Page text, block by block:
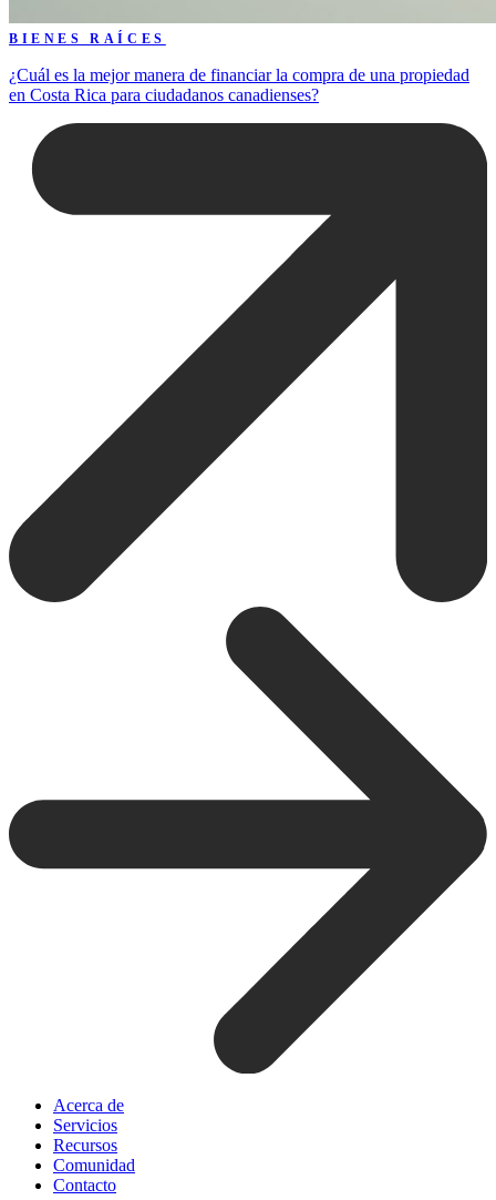
BIENES RAÍCES
¿Cuál es la mejor manera de financiar la compra de una propiedad
en Costa Rica para ciudadanos canadienses?
Acerca de
Servicios
Recursos
Comunidad
Contacto